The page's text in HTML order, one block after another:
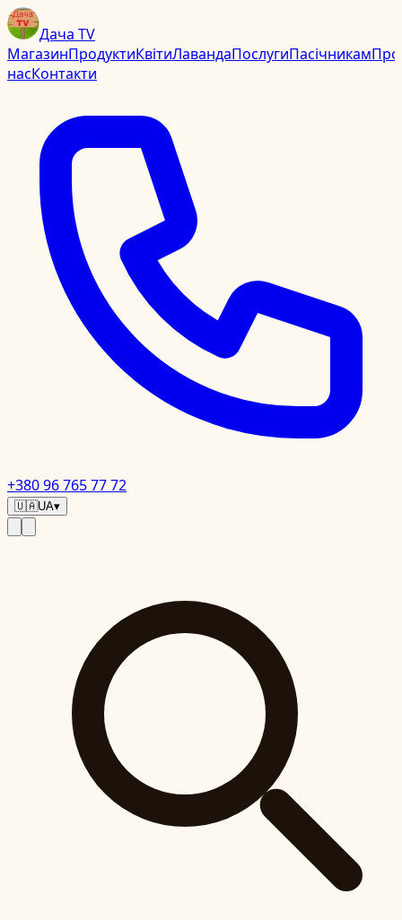
Дача TV
МагазинПродуктиКвітиЛавандаПослугиПасічникамПро
насКонтакти
+380 96 765 77 72
🇺🇦UA▾